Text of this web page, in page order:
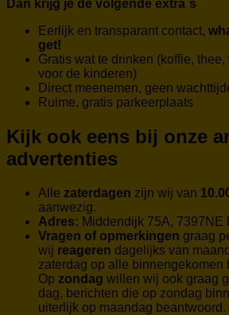
Dan krijg je de volgende extra`s
Eerlijk en transparant contact,
get!
Gratis wat te drinken (koffie,
voor de kinderen)
Direct meenemen, geen
Ruime, gratis parkeerplaats
Kijk ook eens bij onze
advertenties
Alle zaterdagen zijn wij van
aanwezig.
Adres: Middendijk 75A, 7397NE
Vragen of opmerkingen graag
wij reageren dagelijks van
zaterdag op alle binnengekomen
Op zondag willen wij ook graag
dag, berichten die op zondag
uiterlijk op maandag beantwoord.